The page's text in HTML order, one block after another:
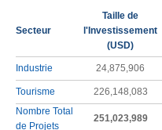
Secteur
Taille de
l'Investissement
(USD)
Industrie 24,875,906
Tourisme 226,148,083
Nombre Total
de Projets
251,023,989